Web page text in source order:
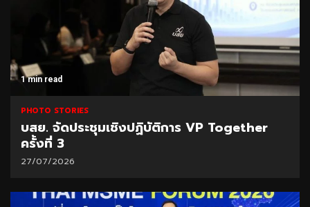
1 min read
PHOTO STORIES
บสย. จัดประชุมเชิงปฏิบัติการ VP Together
ครั้งที่ 3
27/07/2026